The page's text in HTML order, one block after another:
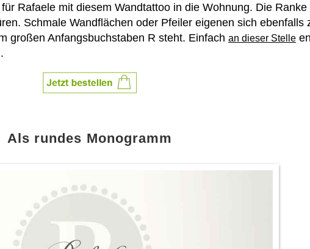
Rafaele mit diesem Wandtattoo in die Wohnung. Die
Schmale Wandflächen oder Pfeiler eigenen sich ebenfalls
großen Anfangsbuchstaben R steht. Einfach an dieser Stelle
Als rundes Monogramm